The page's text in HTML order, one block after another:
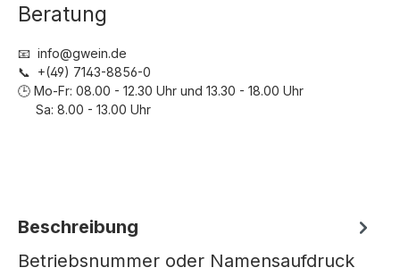
Beratung
📧 info@gwein.de
📞 +(49) 7143-8856-0
🕒 Mo-Fr: 08.00 - 12.30 Uhr und 13.30 - 18.00 Uhr
Sa: 8.00 - 13.00 Uhr
Beschreibung
Betriebsnummer oder Namensaufdruck